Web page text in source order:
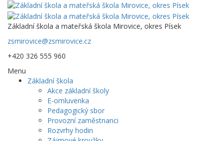
Základní škola a mateřská škola Mirovice, okres Písek
zsmirovice@zsmirovice.cz
+420 326 555 960
Menu
Základní škola
Akce základní školy
E-omluvenka
Pedagogický sbor
Provozní zaměstnanci
Rozvrhy hodin